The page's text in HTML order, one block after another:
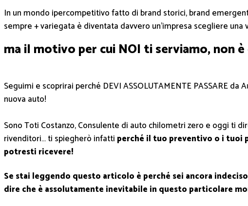
In un mondo ipercompetitivo fatto di brand storici, brand
sempre + variegata è diventata davvero un’impresa scegliere una
ma il motivo per cui NOI ti serviamo, non
Seguimi e scoprirai perché DEVI ASSOLUTAMENTE PASSARE
nuova auto!
Sono Toti Costanzo, Consulente di auto chilometri zero e oggi ti
rivenditori… ti spiegherò infatti perché il tuo preventivo o i tuoi
potresti ricevere!
Se stai leggendo questo articolo è perché sei ancora
dire che è assolutamente inevitabile in questo particolare